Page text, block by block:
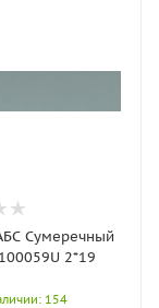
Сумеречный
2*19
: 154